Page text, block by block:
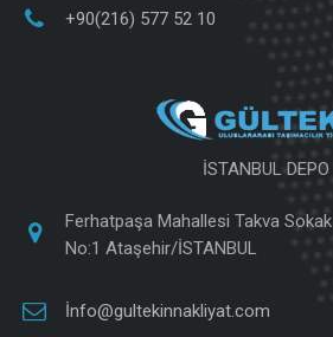
+90(216) 577 52 10
İSTANBUL DEPO
Ferhatpaşa Mahallesi Takva Sokak
No:1 Ataşehir/İSTANBUL
İnfo@gultekinnakliyat.com